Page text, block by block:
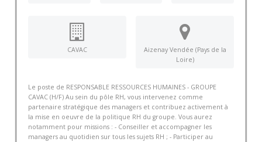
CAVAC
Aizenay Vendée (Pays de la
Loire)
Le poste de RESPONSABLE RESSOURCES HUMAINES - GROUPE
CAVAC (H/F) Au sein du pôle RH, vous intervenez comme
partenaire stratégique des managers et contribuez activement à
la mise en oeuvre de la politique RH du groupe. Vous aurez
notamment pour missions : - Conseiller et accompagner les
managers au quotidien sur tous les sujets RH ; - Participer au